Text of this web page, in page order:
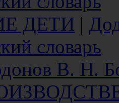
ДЕТИ |
словарь
В. Н.